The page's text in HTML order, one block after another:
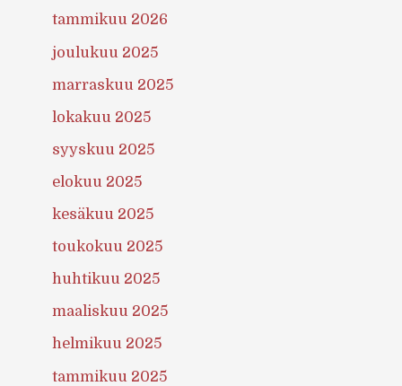
tammikuu 2026
joulukuu 2025
marraskuu 2025
lokakuu 2025
syyskuu 2025
elokuu 2025
kesäkuu 2025
toukokuu 2025
huhtikuu 2025
maaliskuu 2025
helmikuu 2025
tammikuu 2025